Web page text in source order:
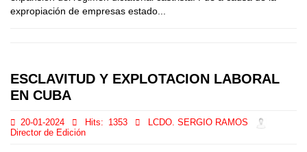
expropiación de empresas estado...
ESCLAVITUD Y EXPLOTACION LABORAL
EN CUBA
20-01-2024 Hits: 1353
LCDO. SERGIO RAMOS
Director de Edición